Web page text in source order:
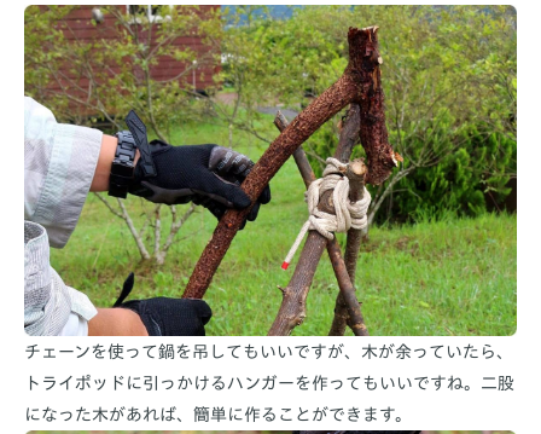
チェーンを使って鍋を吊してもいいですが、木が余っていたら、
トライポッドに引っかけるハンガーを作ってもいいですね。二股
になった木があれば、簡単に作ることができます。